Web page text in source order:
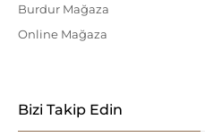
Burdur Mağaza
Online Mağaza
Bizi Takip Edin